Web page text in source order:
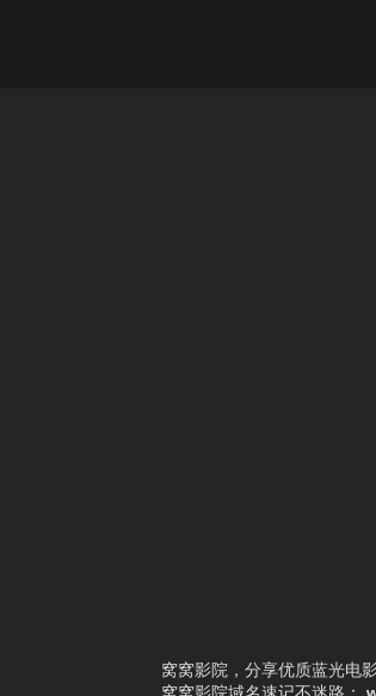
窝窝影院，分享优质蓝光电